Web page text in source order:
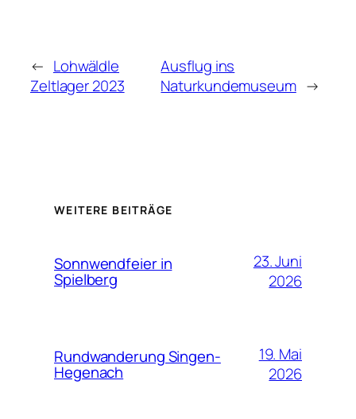
← Lohwäldle
Zeltlager 2023
Ausflug ins
Naturkundemuseum →
WEITERE BEITRÄGE
Sonnwendfeier in
Spielberg
23. Juni
2026
Rundwanderung Singen-
Hegenach
19. Mai
2026